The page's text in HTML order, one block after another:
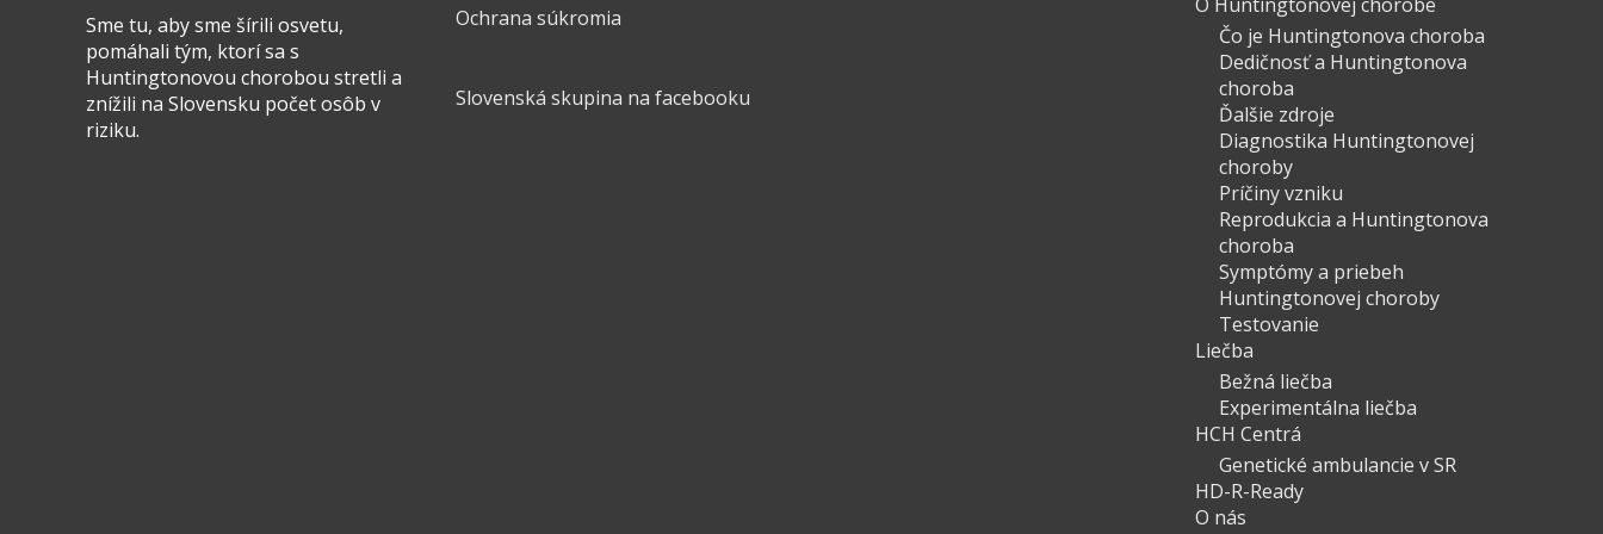
Sme tu, aby sme šírili osvetu,
pomáhali tým, ktorí sa s
Huntingtonovou chorobou stretli a
znížili na Slovensku počet osôb v
riziku.
Ochrana súkromia
Slovenská skupina na facebooku
Čo je Huntingtonova choroba
Dedičnosť a Huntingtonova
choroba
Ďalšie zdroje
Diagnostika Huntingtonovej
choroby
Príčiny vzniku
Reprodukcia a Huntingtonova
choroba
Symptómy a priebeh
Huntingtonovej choroby
Testovanie
Liečba
Bežná liečba
Experimentálna liečba
HCH Centrá
Genetické ambulancie v SR
HD-R-Ready
O nás